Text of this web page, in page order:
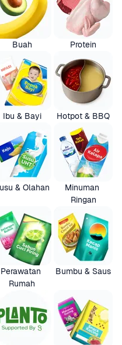
Buah Protein
Ibu & Bayi Hotpot & BBQ
& Olahan
Minuman
Ringan
Perawatan
Rumah
Bumbu & Saus